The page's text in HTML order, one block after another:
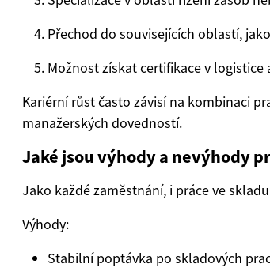
Přechod do souvisejících oblastí,
Možnost získat certifikace v
Kariérní růst často závisí na kombinaci
manažerských dovedností.
Jaké jsou výhody a nevýhody
Jako každé zaměstnání, i práce ve
Výhody:
Stabilní poptávka po skladových